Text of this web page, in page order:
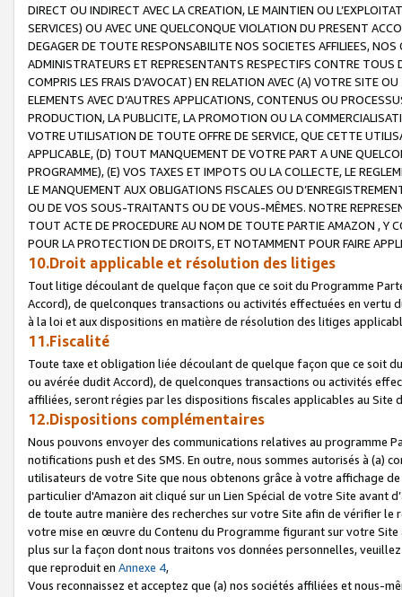
DIRECT OU INDIRECT AVEC LA CREATION, LE MAINTIEN OU
SERVICES) OU AVEC UNE QUELCONQUE VIOLATION DU PRESENT
DEGAGER DE TOUTE RESPONSABILITE NOS SOCIETES AFFILIEES,
ADMINISTRATEURS ET REPRESENTANTS RESPECTIFS CONTRE
COMPRIS LES FRAIS D’AVOCAT) EN RELATION AVEC (A) VOTRE SITE
ELEMENTS AVEC D’AUTRES APPLICATIONS, CONTENUS OU
PRODUCTION, LA PUBLICITE, LA PROMOTION OU LA
VOTRE UTILISATION DE TOUTE OFFRE DE SERVICE, QUE CETTE
APPLICABLE, (D) TOUT MANQUEMENT DE VOTRE PART A UNE
PROGRAMME), (E) VOS TAXES ET IMPOTS OU LA COLLECTE, LE
LE MANQUEMENT AUX OBLIGATIONS FISCALES OU
OU DE VOS SOUS-TRAITANTS OU DE VOUS-MÊMES. NOTRE
TOUT ACTE DE PROCEDURE AU NOM DE TOUTE PARTIE AMAZON , Y
POUR LA PROTECTION DE DROITS, ET NOTAMMENT POUR FAIRE
10.Droit applicable et résolution des litiges
Tout litige découlant de quelque façon que ce soit du Programme
Accord), de quelconques transactions ou activités effectuées en vertu
à la loi et aux dispositions en matière de résolution des litiges
11.Fiscalité
Toute taxe et obligation liée découlant de quelque façon que ce soit
ou avérée dudit Accord), de quelconques transactions ou activités
affiliées, seront régies par les dispositions fiscales applicables au Site
12.Dispositions complémentaires
Nous pouvons envoyer des communications relatives au programme
notifications push et des SMS. En outre, nous sommes autorisés à
utilisateurs de votre Site que nous obtenons grâce à votre affichage
particulier d'Amazon ait cliqué sur un Lien Spécial de votre Site avant
de toute autre manière des recherches sur votre Site afin de vérifier
votre mise en œuvre du Contenu du Programme figurant sur votre
plus sur la façon dont nous traitons vos données personnelles,
que reproduit en Annexe 4,
Vous reconnaissez et acceptez que (a) nos sociétés affiliées et nous-